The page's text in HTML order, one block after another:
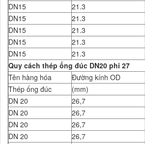
DN15
21.3
DN15
21.3
DN15
21.3
DN15
21.3
DN15
21.3
Quy cách thép ống đúc DN20 phi 27
Tên hàng hóa
Đường kính OD
Thép ống đúc
(mm)
DN 20
26,7
DN 20
26,7
DN 20
26,7
DN 20
26,7